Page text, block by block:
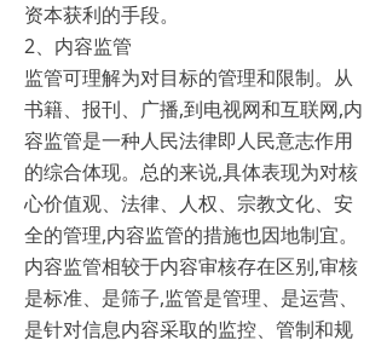
资本获利的手段。
2、内容监管
监管可理解为对目标的管理和限制。从
书籍、报刊、广播,到电视网和互联网,内
容监管是一种人民法律即人民意志作用
的综合体现。总的来说,具体表现为对核
心价值观、法律、人权、宗教文化、安
全的管理,内容监管的措施也因地制宜。
内容监管相较于内容审核存在区别,审核
是标准、是筛子,监管是管理、是运营、
是针对信息内容采取的监控、管制和规